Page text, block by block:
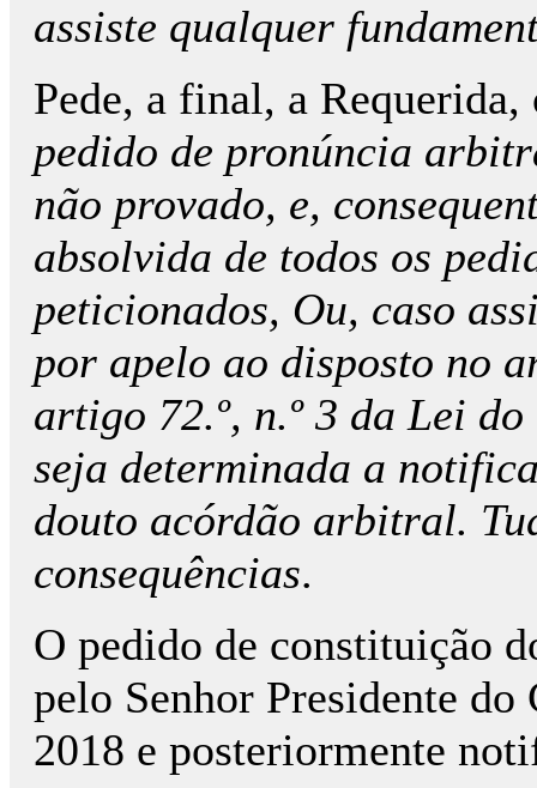
assiste qualquer
Pede, a final, a
pedido de pronúncia
não provado, e,
absolvida de todos os
peticionados, Ou, caso
por apelo ao disposto no
artigo 72.º, n.º 3 da Lei
seja determinada a
douto acórdão arbitral.
consequências.
O pedido de constituição
pelo Senhor Presidente
2018 e posteriormente